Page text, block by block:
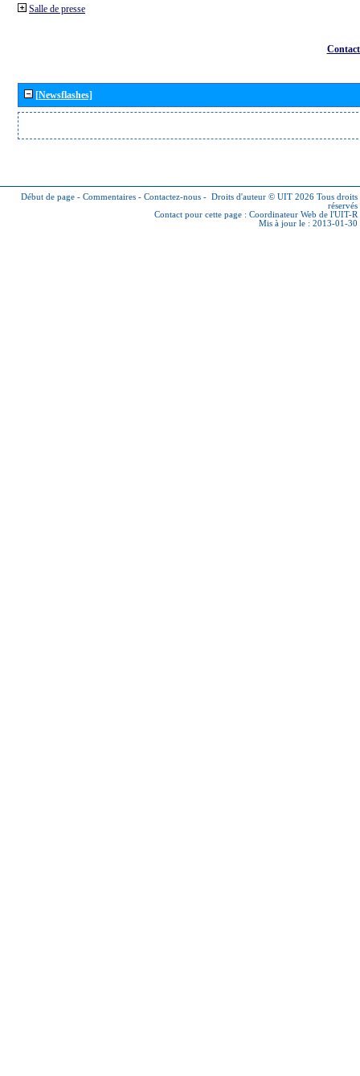
Salle de presse
[Newsflashes]
Début de page - Commentaires - Contactez-nous - Droits d'auteur © UIT 2026 Tous droits
réservés
Contact pour cette page : Coordinateur Web de l'UIT-R
Mis à jour le : 2013-01-30